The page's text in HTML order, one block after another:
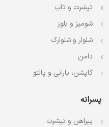
تیشرت و تاپ
شومیز و بلوز
شلوار و شلوارک
دامن
کاپشن، بارانی و پالتو
پسرانه
پیراهن و تیشرت